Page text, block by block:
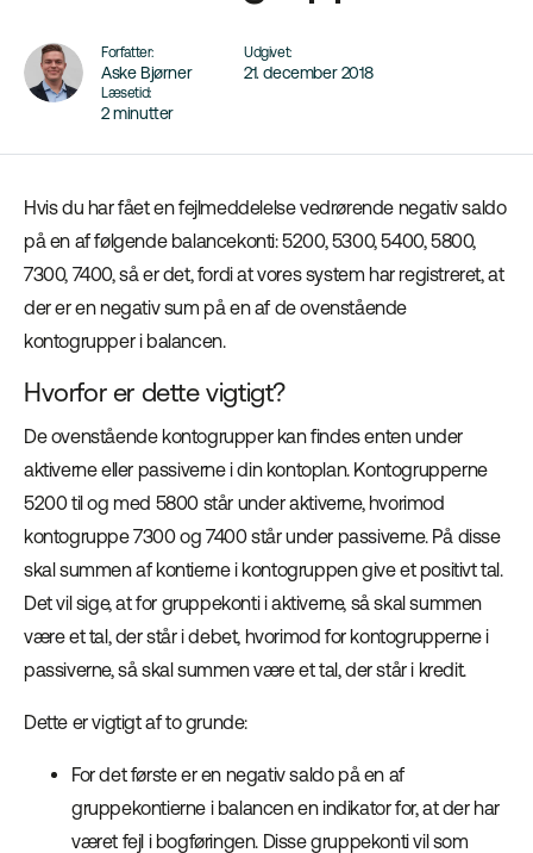
Forfatter:
Aske Bjørner
Udgivet:
21. december 2018
Læsetid:
2 minutter
Hvis du har fået en fejlmeddelelse vedrørende negativ saldo
på en af følgende balancekonti: 5200, 5300, 5400, 5800,
7300, 7400, så er det, fordi at vores system har registreret, at
der er en negativ sum på en af de ovenstående
kontogrupper i balancen.
Hvorfor er dette vigtigt?
De ovenstående kontogrupper kan findes enten under
aktiverne eller passiverne i din kontoplan. Kontogrupperne
5200 til og med 5800 står under aktiverne, hvorimod
kontogruppe 7300 og 7400 står under passiverne. På disse
skal summen af kontierne i kontogruppen give et positivt tal.
Det vil sige, at for gruppekonti i aktiverne, så skal summen
være et tal, der står i debet, hvorimod for kontogrupperne i
passiverne, så skal summen være et tal, der står i kredit.
Dette er vigtigt af to grunde:
For det første er en negativ saldo på en af
gruppekontierne i balancen en indikator for, at der har
været fejl i bogføringen. Disse gruppekonti vil som